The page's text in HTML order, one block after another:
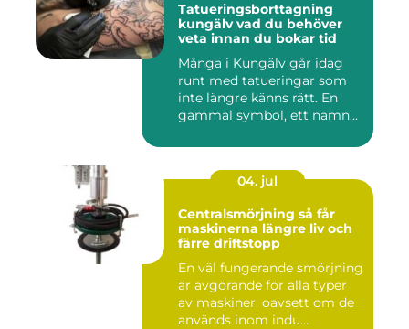
Tatueringsborttagning
kungälv vad du behöver
veta innan du bokar tid
Många i Kungälv går idag
runt med tatueringar som
inte längre känns rätt. En
gammal symbol, ett namn...
04. jul
Centralsmörjning så får
maskinerna längre liv och
färre driftstopp
En väl fungerande smörjning
är avgörande för alla typer
av maskiner, oavsett om de
används inom indu...